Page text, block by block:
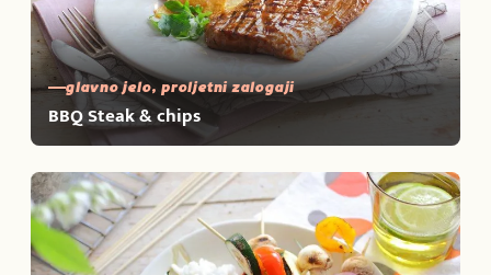
glavno jelo, proljetni zalogaji
BBQ Steak & chips